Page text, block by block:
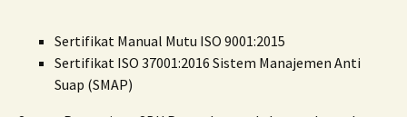
Sertifikat Manual Mutu ISO 9001:2015
Sertifikat ISO 37001:2016 Sistem Manajemen Anti
Suap (SMAP)